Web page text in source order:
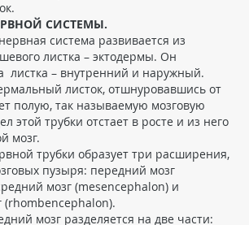
СИСТЕМЫ.
система развивается из
листка – эктодермы. Он
листка – внутренний и наружный.
листок, отшнуровавшись от
полую, так называемую мозговую
этой трубки отстает в росте и из него
мозг.
трубки образует три расширения,
пузыря: передний мозг
мозг (mesencephalon) и
мозг разделяется на две части: